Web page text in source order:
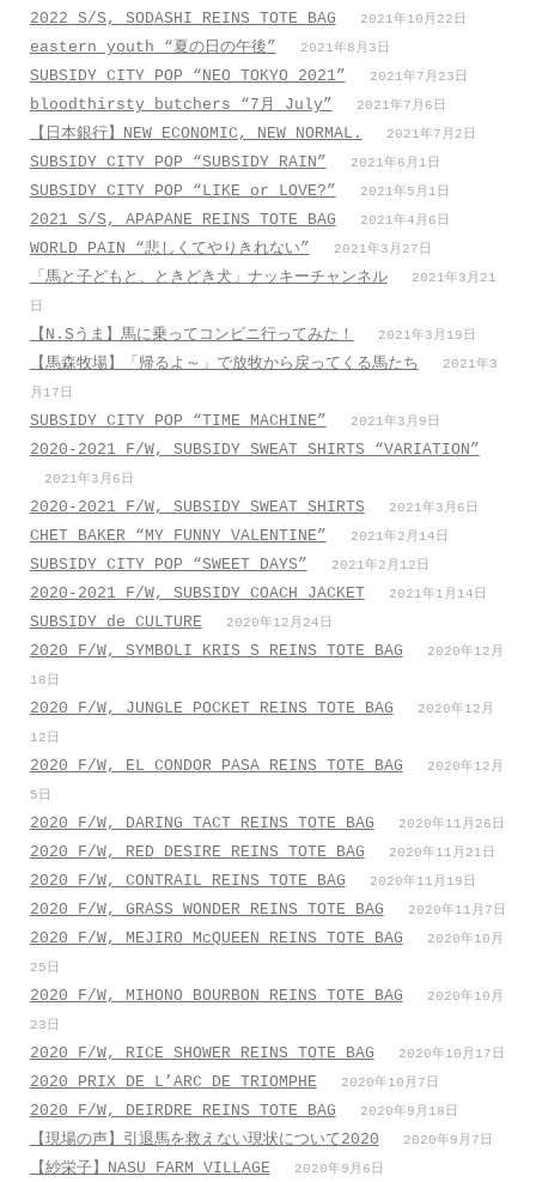
2022 S/S, SODASHI REINS TOTE BAG 2021年10月22日
eastern youth “夏の日の午後” 2021年8月3日
SUBSIDY CITY POP “NEO TOKYO 2021” 2021年7月23日
bloodthirsty butchers “7月_July” 2021年7月6日
【日本銀行】NEW ECONOMIC, NEW NORMAL. 2021年7月2日
SUBSIDY CITY POP “SUBSIDY RAIN” 2021年6月1日
SUBSIDY CITY POP “LIKE or LOVE?” 2021年5月1日
2021 S/S, APAPANE REINS TOTE BAG 2021年4月6日
WORLD PAIN “悲しくてやりきれない” 2021年3月27日
「馬と子どもと、ときどき犬」ナッキーチャンネル
2021年3月21
日
【N.Sうま】馬に乗ってコンビニ行ってみた！ 2021年3月19日
【馬森牧場】「帰るよ～」で放牧から戻ってくる馬たち
2021年3
月17日
SUBSIDY CITY POP “TIME MACHINE” 2021年3月9日
2020-2021 F/W, SUBSIDY SWEAT SHIRTS “VARIATION”
2021年3月6日
2020-2021 F/W, SUBSIDY SWEAT SHIRTS 2021年3月6日
CHET BAKER “MY FUNNY VALENTINE” 2021年2月14日
SUBSIDY CITY POP “SWEET DAYS” 2021年2月12日
2020-2021 F/W, SUBSIDY COACH JACKET 2021年1月14日
SUBSIDY de CULTURE 2020年12月24日
2020 F/W, SYMBOLI KRIS S REINS TOTE BAG
2020年12月
18日
2020 F/W, JUNGLE POCKET REINS TOTE BAG
2020年12月
12日
2020 F/W, EL CONDOR PASA REINS TOTE BAG
2020年12月
5日
2020 F/W, DARING TACT REINS TOTE BAG 2020年11月26日
2020 F/W, RED DESIRE REINS TOTE BAG 2020年11月21日
2020 F/W, CONTRAIL REINS TOTE BAG 2020年11月19日
2020 F/W, GRASS WONDER REINS TOTE BAG 2020年11月7日
2020 F/W, MEJIRO McQUEEN REINS TOTE BAG
2020年10月
25日
2020 F/W, MIHONO BOURBON REINS TOTE BAG
2020年10月
23日
2020 F/W, RICE SHOWER REINS TOTE BAG 2020年10月17日
2020 PRIX DE L’ARC DE TRIOMPHE 2020年10月7日
2020 F/W, DEIRDRE REINS TOTE BAG 2020年9月18日
【現場の声】引退馬を救えない現状について2020 2020年9月7日
【紗栄子】NASU FARM VILLAGE 2020年9月6日